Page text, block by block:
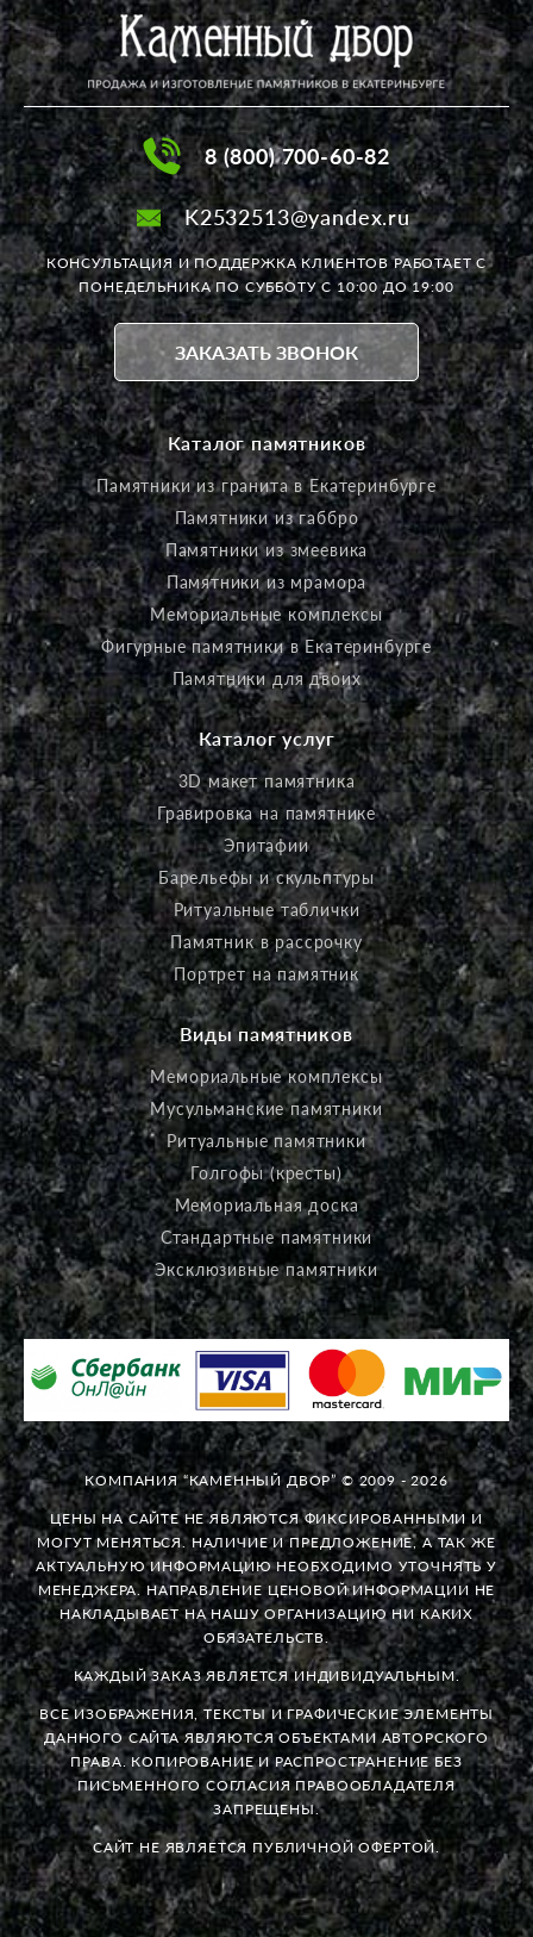
8 (800) 700-60-82
K2532513@yandex.ru
КОНСУЛЬТАЦИЯ И ПОДДЕРЖКА КЛИЕНТОВ РАБОТАЕТС
ПОНЕДЕЛЬНИКА ПО СУББОТУ С 10:00 ДО 19:00
ЗАКАЗАТЬ ЗВОНОК
Каталог памятников
Памятники из гранита в Екатеринбурге
Памятники из габбро
Памятники из змеевика
Памятники из мрамора
Мемориальные комплексы
Фигурные памятники в Екатеринбурге
Памятники для двоих
Каталог услуг
3D макет памятника
Гравировка на памятнике
Эпитафии
Барельефы и скульптуры
Ритуальные таблички
Памятник в рассрочку
Портрет на памятник
Виды памятников
Мемориальные комплексы
Мусульманские памятники
Ритуальные памятники
Голгофы (кресты)
Мемориальная доска
Стандартные памятники
Эксклюзивные памятники
КОМПАНИЯ “КАМЕННЫЙ ДВОР” © 2009 - 2026
ЦЕНЫ НА САЙТЕ НЕ ЯВЛЯЮТСЯ ФИКСИРОВАННЫМИ И
МОГУТ МЕНЯТЬСЯ. НАЛИЧИЕ И ПРЕДЛОЖЕНИЕ, А ТАК ЖЕ
АКТУАЛЬНУЮ ИНФОРМАЦИЮ НЕОБХОДИМО УТОЧНЯТЬ У
МЕНЕДЖЕРА. НАПРАВЛЕНИЕ ЦЕНОВОЙ ИНФОРМАЦИИ НЕ
НАКЛАДЫВАЕТ НА НАШУ ОРГАНИЗАЦИЮ НИ КАКИХ
ОБЯЗАТЕЛЬСТВ.
КАЖДЫЙ ЗАКАЗ ЯВЛЯЕТСЯ ИНДИВИДУАЛЬНЫМ.
ВСЕ ИЗОБРАЖЕНИЯ, ТЕКСТЫ И ГРАФИЧЕСКИЕ ЭЛЕМЕНТЫ
ДАННОГО САЙТА ЯВЛЯЮТСЯ ОБЪЕКТАМИ АВТОРСКОГО
ПРАВА. КОПИРОВАНИЕ И РАСПРОСТРАНЕНИЕ БЕЗ
ПИСЬМЕННОГО СОГЛАСИЯ ПРАВООБЛАДАТЕЛЯ
ЗАПРЕЩЕНЫ.
САЙТ НЕ ЯВЛЯЕТСЯ ПУБЛИЧНОЙ ОФЕРТОЙ.